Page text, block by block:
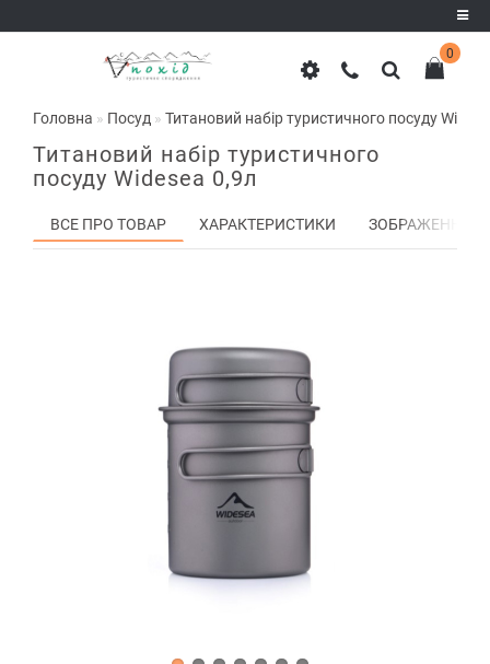
Реєстрація
Авторизація
0
Головна Посуд Титановий набір туристичного посуду
Титановий набір туристичного
посуду Widesea 0,9л
ВСЕ ПРО ТОВАР ХАРАКТЕРИСТИКИ ЗОБРАЖЕННЯ